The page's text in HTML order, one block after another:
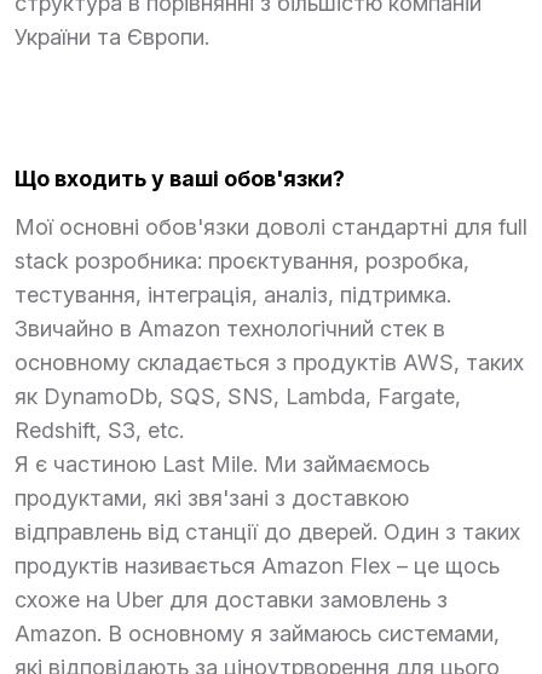
України та Європи.
Що входить у ваші обов'язки?
Мої основні обов'язки доволі стандартні для full
stack розробника: проєктування, розробка,
тестування, інтеграція, аналіз, підтримка.
Звичайно в Amazon технологічний стек в
основному складається з продуктів AWS, таких
як DynamoDb, SQS, SNS, Lambda, Fargate,
Redshift, S3, etc.
Я є частиною Last Mile. Ми займаємось
продуктами, які звя'зані з доставкою
відправлень від станції до дверей. Один з таких
продуктів називається Amazon Flex – це щось
схоже на Uber для доставки замовлень з
Amazon. В основному я займаюсь системами,
які відповідають за ціноутрворення для цього